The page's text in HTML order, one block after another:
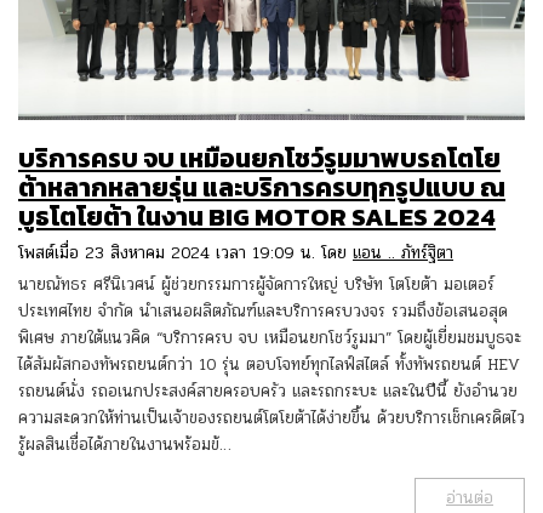
บริการครบ จบ เหมือนยกโชว์รูมมาพบรถโตโย
ต้าหลากหลายรุ่น และบริการครบทุกรูปแบบ ณ
บูธโตโยต้า ในงาน BIG MOTOR SALES 2024
โพสต์เมื่อ 23 สิงหาคม 2024 เวลา 19:09 น. โดย แอน .. ภัทร์ฐิตา
นายณัทธร ศรีนิเวศน์ ผู้ช่วยกรรมการผู้จัดการใหญ่ บริษัท โตโยต้า มอเตอร์
ประเทศไทย จำกัด นำเสนอผลิตภัณฑ์และบริการครบวงจร รวมถึงข้อเสนอสุด
พิเศษ ภายใต้แนวคิด “บริการครบ จบ เหมือนยกโชว์รูมมา” โดยผู้เยี่ยมชมบูธจะ
ได้สัมผัสกองทัพรถยนต์กว่า 10 รุ่น ตอบโจทย์ทุกไลฟ์สไตล์ ทั้งทัพรถยนต์ HEV
รถยนต์นั่ง รถอเนกประสงค์สายครอบครัว และรถกระบะ และในปีนี้ ยังอำนวย
ความสะดวกให้ท่านเป็นเจ้าของรถยนต์โตโยต้าได้ง่ายขึ้น ด้วยบริการเช็กเครดิตไว
รู้ผลสินเชื่อได้ภายในงานพร้อมข้…
อ่านต่อ